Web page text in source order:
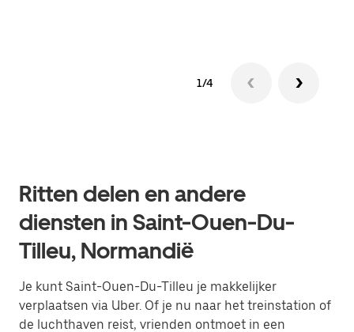
1/4
Ritten delen en andere
diensten in Saint-Ouen-Du-
Tilleu, Normandië
Je kunt Saint-Ouen-Du-Tilleu je makkelijker
verplaatsen via Uber. Of je nu naar het treinstation of
de luchthaven reist, vrienden ontmoet in een